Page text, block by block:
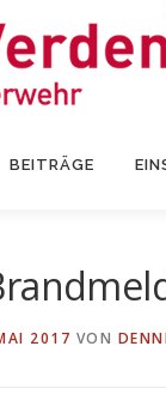
BEITRÄGE
2017 VON